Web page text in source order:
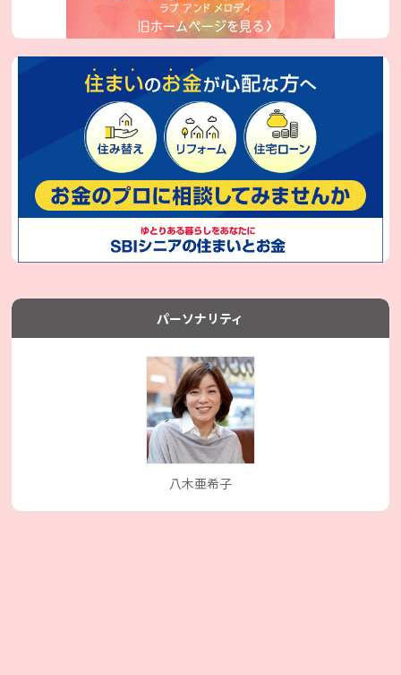
パーソナリティ
八木亜希子